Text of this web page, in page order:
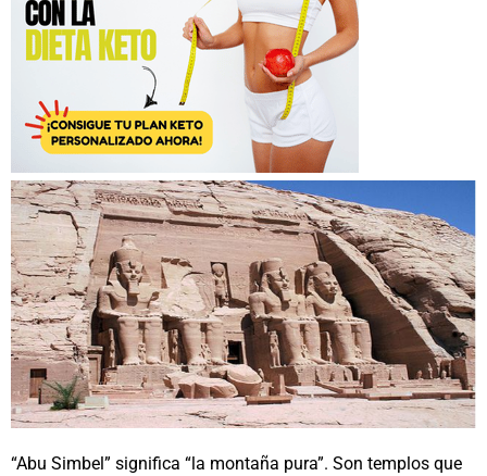
“Abu Simbel” significa “la montaña pura”. Son templos que